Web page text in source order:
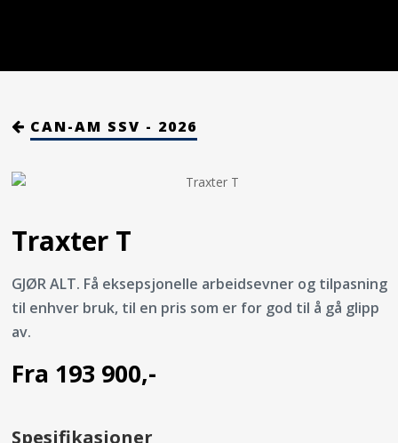
CAN-AM SSV - 2026
Traxter T
GJØR ALT. Få eksepsjonelle arbeidsevner og tilpasning
til enhver bruk, til en pris som er for god til å gå glipp
av.
Fra 193 900,-
Spesifikasjoner